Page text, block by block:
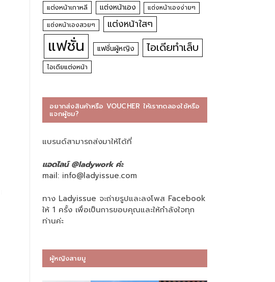
แต่งหน้าเกาหลี
แต่งหน้าเอง
แต่งหน้าเองง่ายๆ
แต่งหน้าเองสวยๆ
แต่งหน้าใสๆ
แฟชั่น แฟชั่นผู้หญิง ไอเดียทำเล็บ
ไอเดียแต่งหน้า
อยากส่งสินค้าหรือ VOUCHER ให้เราทดลองใช้หรือ
แจกผู้ชม?
แบรนด์สามารถส่งมาให้ได้ที่
แอดไลน์ @ladywork ค่ะ
mail: info@ladyissue.com
ทาง Ladyissue จะถ่ายรูปและลงโพส Facebook
ให้ 1 ครั้ง เพื่อเป็นการขอบคุณและให้กำลังใจทุก
ท่านค่ะ
ผู้หญิงสายมู